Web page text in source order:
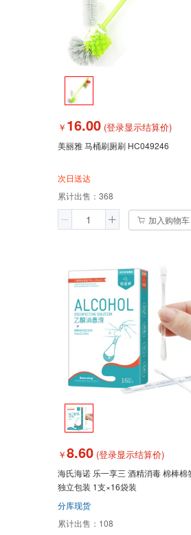
￥ 16.00 (登录显示结算价)
美丽雅 马桶刷厕刷 HC049246
次日送达
累计出售： 368
加入购物车
￥8.60 (登录显示结算价)
海氏海诺 乐一享三 酒精消毒 棉棒棉
独立包装 1支×16袋装
分库现货
累计出售： 108